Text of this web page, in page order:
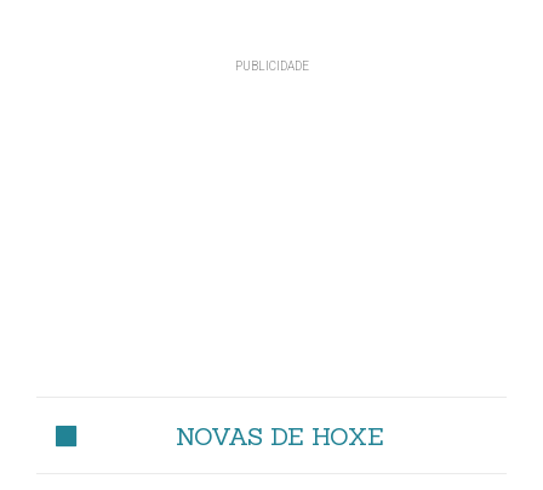
NOVAS DE HOXE